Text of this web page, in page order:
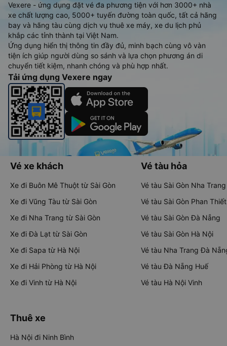
Vexere - ứng dụng đặt vé đa phương tiện với hơn 3000+ nhà
xe chất lượng cao, 5000+ tuyến đường toàn quốc, tất cả hãng
bay và hãng tàu cùng dịch vụ thuê xe máy, xe du lịch phủ
khắp các tỉnh thành tại Việt Nam.
Ứng dụng hiển thị thông tin đầy đủ, minh bạch cùng vô vàn
tiện ích giúp người dùng so sánh và lựa chọn phương án di
chuyển tiết kiệm, nhanh chóng và phù hợp nhất.
Tải ứng dụng Vexere ngay
Vé xe khách
Xe đi Buôn Mê Thuột từ Sài Gòn
Xe đi Vũng Tàu từ Sài Gòn
Xe đi Nha Trang từ Sài Gòn
Xe đi Đà Lạt từ Sài Gòn
Xe đi Sapa từ Hà Nội
Xe đi Hải Phòng từ Hà Nội
Xe đi Vinh từ Hà Nội
Vé tàu hỏa
Vé tàu Sài Gòn Nha Trang
Vé tàu Sài Gòn Phan Thiết
Vé tàu Sài Gòn Đà Nẵng
Vé tàu Sài Gòn Hà Nội
Vé tàu Nha Trang Đà
Vé tàu Đà Nẵng Huế
Vé tàu Hà Nội Vinh
Thuê xe
Hà Nội đi Ninh Bình